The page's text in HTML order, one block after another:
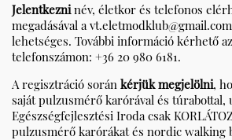
Jelentkezni név, életkor és telefonos
megadásával a vt.eletmodklub@gmail.com
lehetséges. További információ kérhető
telefonszámon: +36 20 980 6181.
A regisztráció során kérjük megjelölni,
saját pulzusmérő karórával és túrabottal,
Egészségfejlesztési Iroda csak
pulzusmérő karórákat és nordic walking